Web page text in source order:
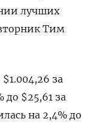
лучших
Тим
за
до $25,61​ за
на 2,4% до